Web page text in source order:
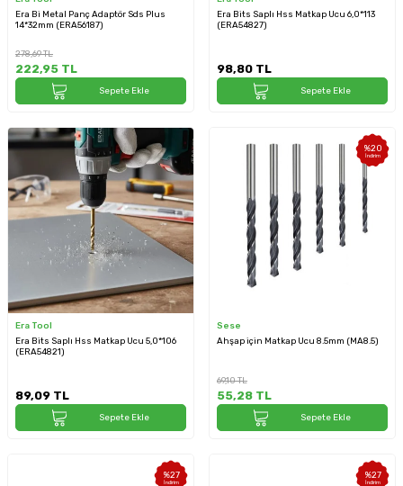
Era Bi Metal Panç Adaptör Sds Plus
14*32mm (ERA56187)
278,69TL
222,95 TL
Sepete Ekle
Era Bits Saplı Hss Matkap Ucu 6,0*113
(ERA54827)
98,80 TL
Sepete Ekle
Era Tool
Era Bits Saplı Hss Matkap Ucu 5,0*106
(ERA54821)
89,09 TL
Sepete Ekle
%20
İndirim
Sese
Ahşap için Matkap Ucu 8.5mm (MA8.5)
69,10TL
55,28 TL
Sepete Ekle
%27
İndirim
%27
İndirim